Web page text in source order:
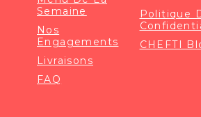
Semaine
Nos
Engagements
Livraisons
FAQ
Politique
CHEFTI